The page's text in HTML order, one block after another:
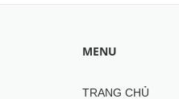
MENU
TRANG CHỦ